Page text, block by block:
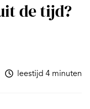
de tijd?
leestijd 4 minuten